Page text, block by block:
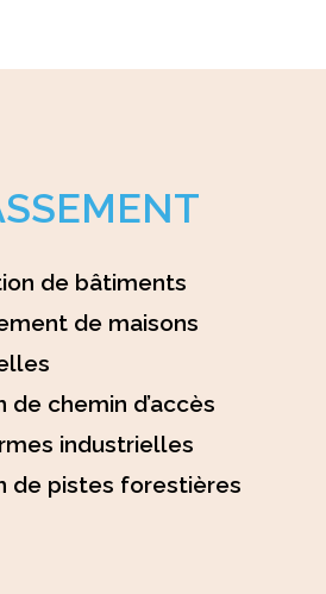
de bâtiments
de maisons
de chemin d’accès
industrielles
de pistes forestières